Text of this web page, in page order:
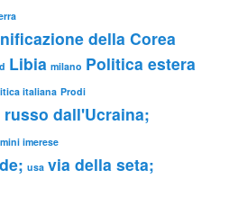
della Corea
Libia milano Politica estera
italiana Prodi
dall'Ucraina;
imerese
usa via della seta;